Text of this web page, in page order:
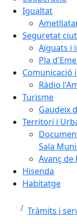
Igualtat
Seguretat
Aiguats i
Pla
Comunicació
Ràdio
Turisme
Gaudeix
Territori i
Sala
Avanç de
Hisenda
Habitatge
Tràmits i